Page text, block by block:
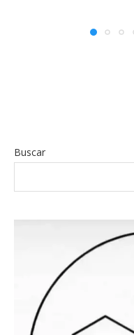
Buscar